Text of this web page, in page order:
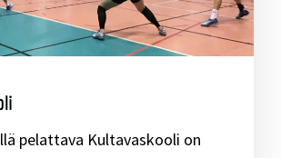
pelattava Kultavaskooli on